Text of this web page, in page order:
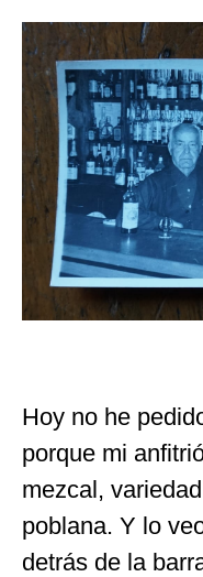
Hoy no he
porque mi
mezcal,
poblana. Y lo
detrás de la